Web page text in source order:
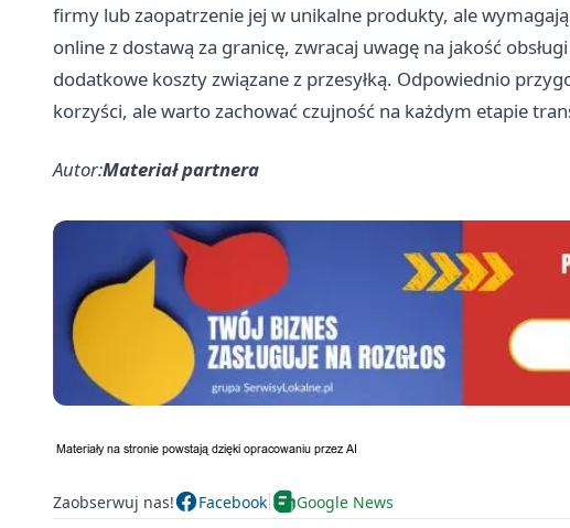
firmy lub zaopatrzenie jej w unikalne produkty, ale
online z dostawą za granicę, zwracaj uwagę na jakość
dodatkowe koszty związane z przesyłką. Odpowiednio
korzyści, ale warto zachować czujność na każdym etapie
Autor:Materiał partnera
Zaobserwuj nas! Facebook Google News